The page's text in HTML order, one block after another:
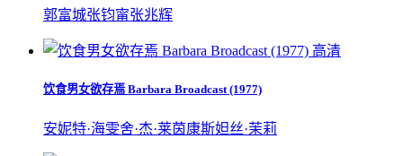
郭富城张钧甯张兆辉
高清
饮食男女欲存焉 Barbara Broadcast (1977)
安妮特·海雯舍·杰·莱茵康斯妲丝·茉莉